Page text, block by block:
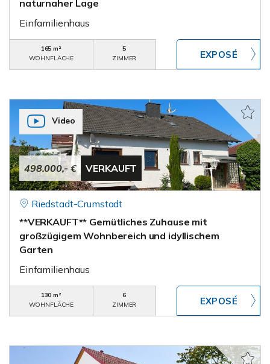
naturnaher Lage
Einfamilienhaus
165 m²
WOHNFLÄCHE
5
ZIMMER
498.000,- € VERKAUFT
Video
Riedstadt-Crumstadt
**VERKAUFT** Gemütliches Zuhause mit
großzügigem Wohnbereich und idyllischem
Garten
Einfamilienhaus
130 m²
WOHNFLÄCHE
6
ZIMMER